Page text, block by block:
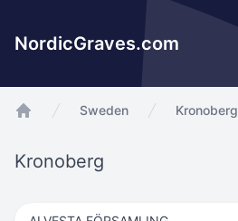
NordicGraves.com
Sweden Kronoberg
Kronoberg